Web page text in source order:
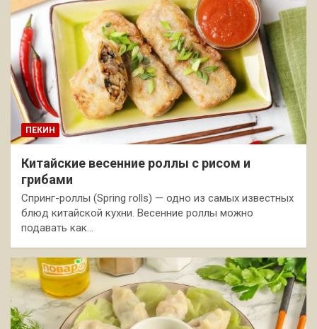
ПЕКИН
Китайские весенние роллы с рисом и
грибами
Спринг-роллы (Spring rolls) — одно из самых известных
блюд китайской кухни. Весенние роллы можно
подавать как…